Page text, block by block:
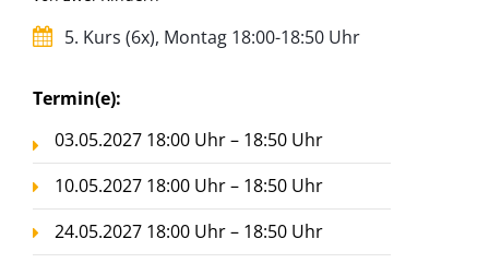
5. Kurs (6x), Montag 18:00-18:50 Uhr
Termin(e):
03.05.2027 18:00 Uhr – 18:50 Uhr
10.05.2027 18:00 Uhr – 18:50 Uhr
24.05.2027 18:00 Uhr – 18:50 Uhr